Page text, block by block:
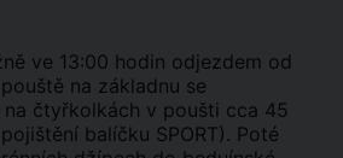
ve 13:00 hodin odjezdem od
na základnu se
čtyřkolkách v poušti cca 45
balíčku SPORT). Poté